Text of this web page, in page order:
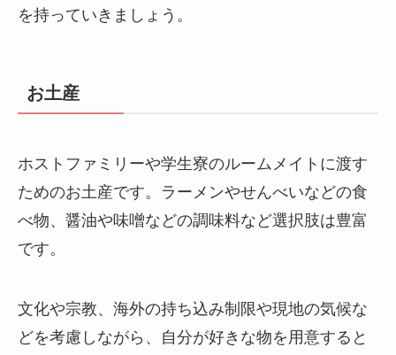
を持っていきましょう。
お土産
ホストファミリーや学生寮のルームメイトに渡す
ためのお土産です。ラーメンやせんべいなどの食
べ物、醤油や味噌などの調味料など選択肢は豊富
です。
文化や宗教、海外の持ち込み制限や現地の気候な
どを考慮しながら、自分が好きな物を用意すると